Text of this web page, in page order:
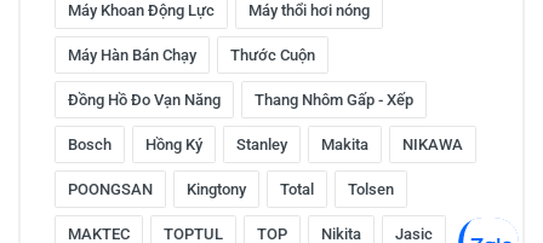
Máy Khoan Động Lực Máy thổi hơi nóng
Máy Hàn Bán Chạy Thước Cuộn
Đồng Hồ Đo Vạn Năng Thang Nhôm Gấp - Xếp
Bosch Hồng Ký Stanley Makita NIKAWA
POONGSAN Kingtony Total Tolsen
MAKTEC TOPTUL TOP Nikita Jasic